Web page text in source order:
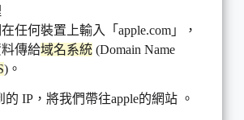
任何裝置上輸入「apple.com」，
傳給域名系統 (Domain Name
)。
IP，將我們帶往apple的網站 。